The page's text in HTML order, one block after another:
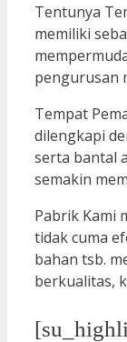
Tentunya
memiliki
pengurusan
Tempat
dilengkapi
serta bantal
semakin
Pabrik Kami
tidak cuma
bahan tsb.
berkualitas,